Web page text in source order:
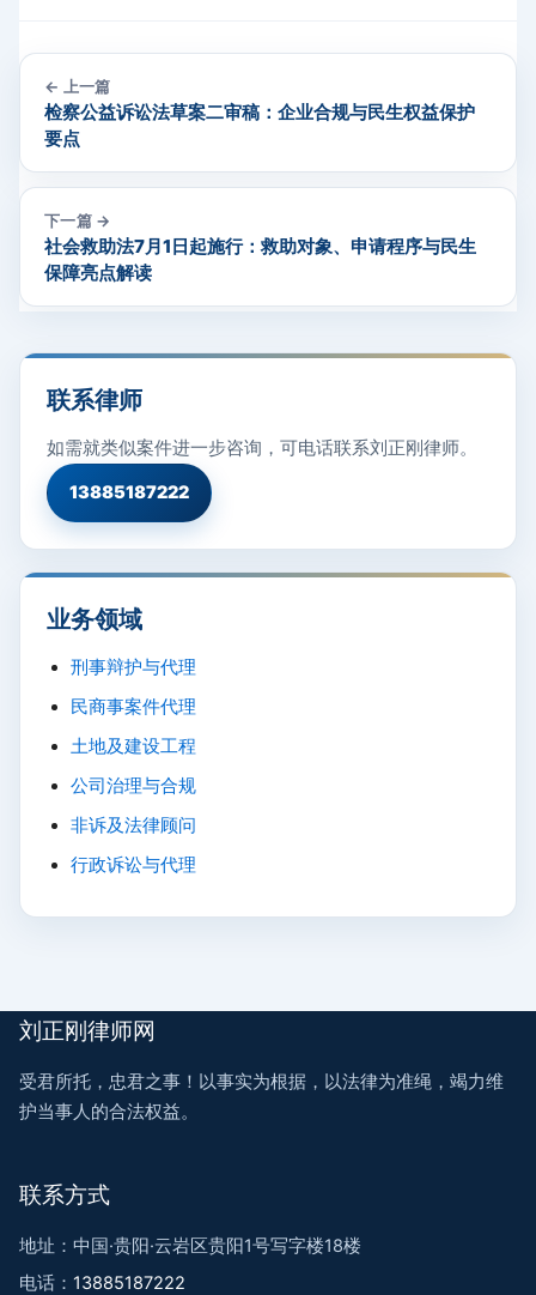
← 上一篇
检察公益诉讼法草案二审稿：企业合规与民生权益保护
要点
下一篇 →
社会救助法7月1日起施行：救助对象、申请程序与民生
保障亮点解读
联系律师
如需就类似案件进一步咨询，可电话联系刘正刚律师。
13885187222
业务领域
刑事辩护与代理
民商事案件代理
土地及建设工程
公司治理与合规
非诉及法律顾问
行政诉讼与代理
刘正刚律师网
受君所托，忠君之事！以事实为根据，以法律为准绳，竭力维
护当事人的合法权益。
联系方式
地址：中国·贵阳·云岩区贵阳1号写字楼18楼
电话： 13885187222